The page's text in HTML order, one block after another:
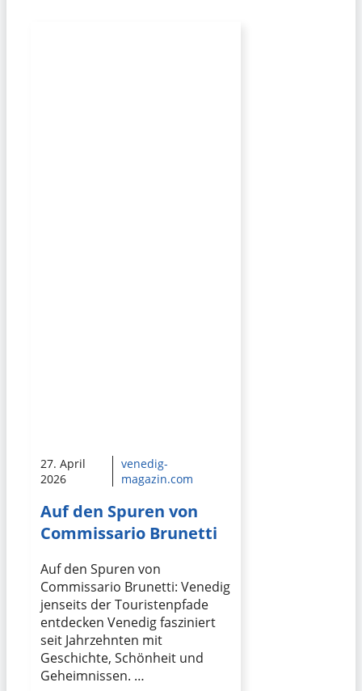
27. April
2026
venedig-
magazin.com
Auf den Spuren von
Commissario Brunetti
Auf den Spuren von
Commissario Brunetti: Venedig
jenseits der Touristenpfade
entdecken Venedig fasziniert
seit Jahrzehnten mit
Geschichte, Schönheit und
Geheimnissen. …